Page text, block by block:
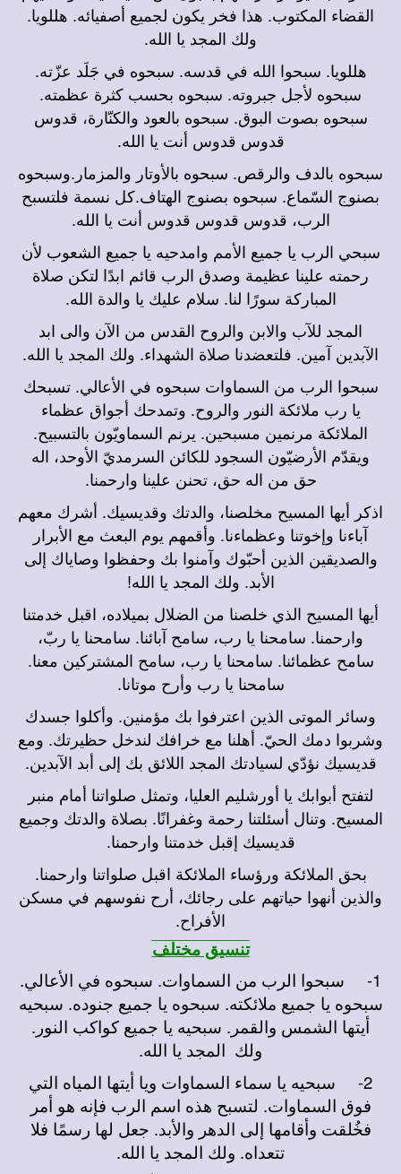
القضاء المكتوب. هذا فخر يكون لجميع أصفيائه. هللويا.
ولك المجد يا الله.
هللويا. سبحوا الله في قدسه. سبحوه في جَلَد عزّته.
سبحوه لأجل جبروته. سبحوه بحسب كثرة عظمته.
سبحوه بصوت البوق. سبحوه بالعود والكنّارة، قدوس
قدوس قدوس أنت يا الله.
سبحوه بالدف والرقص. سبحوه بالأوتار والمزمار.وسبحوه
بصنوج السّماع. سبحوه بصنوج الهتاف.كل نسمة فلتسبح
الرب، قدوس قدوس قدوس أنت يا الله.
سبحي الرب يا جميع الأمم وامدحيه يا جميع الشعوب لأن
رحمته علينا عظيمة وصدق الرب قائم ابدًا لتكن صلاة
المباركة سورًا لنا. سلام عليك يا والدة الله.
المجد للآب والابن والروح القدس من الآن والى ابد
الآبدين آمين. فلتعضدنا صلاة الشهداء. ولك المجد يا الله.
سبحوا الرب من السماوات سبحوه في الأعالي. تسبحك
يا رب ملائكة النور والروح. وتمدحك أجواق عظماء
الملائكة مرنمين مسبحين. يرنم السماويّون بالتسبيح.
ويقدّم الأرضيّون السجود للكائن السرمديّ الأوحد، اله
حق من اله حق، تحنن علينا وارحمنا.
اذكر أيها المسيح مخلصنا، والدتك وقديسيك. أشرك معهم
آباءنا وإخوتنا وعظماءنا. وأقمهم يوم البعث مع الأبرار
والصديقين الذين أحبّوك وآمنوا بك وحفظوا وصاياك إلى
الأبد. ولك المجد يا الله!
أيها المسيح الذي خلصنا من الضلال بميلاده، اقبل خدمتنا
وارحمنا. سامحنا يا رب، سامح آبائنا. سامحنا يا ربّ،
سامح عظمائنا. سامحنا يا رب، سامح المشتركين معنا.
سامحنا يا رب وأرح موتانا.
وسائر الموتى الذين اعترفوا بك مؤمنين. وأكلوا جسدك
وشربوا دمك الحيّ. أهلنا مع خرافك لندخل حظيرتك. ومع
قديسيك نؤدّي لسيادتك المجد اللائق بك إلى أبد الآبدين.
لتفتح أبوابك يا أورشليم العليا، وتمثل صلواتنا أمام منبر
المسيح. وتنال أسئلتنا رحمة وغفرانًا. بصلاة والدتك وجميع
قديسيك إقبل خدمتنا وارحمنا.
بحق الملائكة ورؤساء الملائكة اقبل صلواتنا وارحمنا.
والذين أنهوا حياتهم على رجائك، أرح نفوسهم في مسكن
الأفراح.
تنسيق مختلف
1-
سبحوا الرب من السماوات. سبحوه في الأعالي.
سبحوه يا جميع ملائكته. سبحوه يا جميع جنوده. سبحيه
أيتها الشمس والقمر. سبحيه يا جميع كواكب النور.
ولك المجد يا الله.
2-
سبحيه يا سماء السماوات ويا أيتها المياه التي
فوق السماوات. لتسبح هذه اسم الرب فإنه هو أمر
فخُلقت وأقامها إلى الدهر والأبد. جعل لها رسمًا فلا
تتعداه. ولك المجد يا الله.